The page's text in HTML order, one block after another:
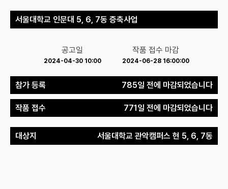
서울대학교 인문대 5, 6, 7동 증축사업
공고일
2024-04-30 10:00
작품 접수 마감
2024-06-28 16:00:00
참가 등록 785일 전에 마감되었습니다
작품 접수 771일 전에 마감되었습니다
대상지 서울대학교 관악캠퍼스 현 5, 6, 7동